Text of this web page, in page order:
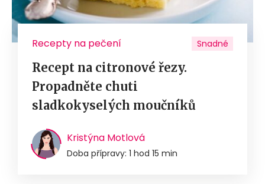
Recepty na pečení Snadné
Recept na citronové řezy.
Propadněte chuti
sladkokyselých moučníků
Kristýna Motlová
Doba přípravy: 1 hod 15 min